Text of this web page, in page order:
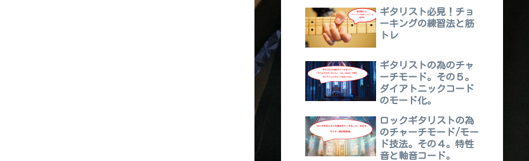
ギタリスト必見！チョ
ーキングの練習法と筋
トレ
ギタリストの為のチャ
ーチモード。その５。
ダイアトニックコード
のモード化。
ロックギタリストの為
のチャーチモード/モー
ド技法。その４。特性
音と軸音コード。